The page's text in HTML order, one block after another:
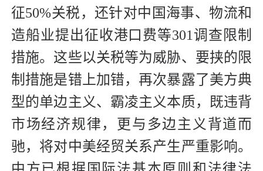
征50%关税，还针对中国海事、物流和
造船业提出征收港口费等301调查限制
措施。这些以关税等为威胁、要挟的限
制措施是错上加错，再次暴露了美方典
型的单边主义、霸凌主义本质，既违背
市场经济规律，更与多边主义背道而
驰，将对中美经贸关系产生严重影响。